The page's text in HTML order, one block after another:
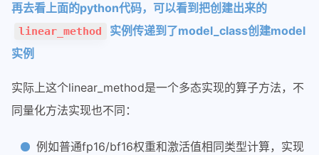
再去看上面的python代码，可以看到把创建出来的
linear_method
实例传递到了model_class创建model
实例
实际上这个linear_method是一个多态实现的算子方法，不
同量化方法实现也不同：
例如普通fp16/bf16权重和激活值相同类型计算，实现
配置公式
部署easyimage图床